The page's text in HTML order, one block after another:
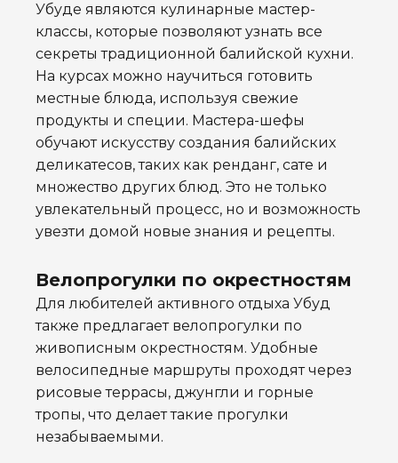
Убуде являются кулинарные мастер-
классы, которые позволяют узнать все
секреты традиционной балийской кухни.
На курсах можно научиться готовить
местные блюда, используя свежие
продукты и специи. Мастера-шефы
обучают искусству создания балийских
деликатесов, таких как ренданг, сате и
множество других блюд. Это не только
увлекательный процесс, но и возможность
увезти домой новые знания и рецепты.
Велопрогулки по окрестностям
Для любителей активного отдыха Убуд
также предлагает велопрогулки по
живописным окрестностям. Удобные
велосипедные маршруты проходят через
рисовые террасы, джунгли и горные
тропы, что делает такие прогулки
незабываемыми.